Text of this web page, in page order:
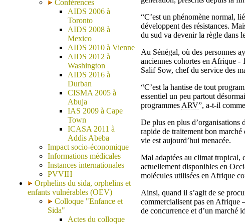
Conférences
AIDS 2006 à
Toronto
AIDS 2008 à
Mexico
AIDS 2010 à Vienne
AIDS 2012 à
Washington
AIDS 2016 à
Durban
CISMA 2005 à
Abuja
IAS 2009 à Cape
Town
ICASA 2011 à
Addis Abeba
Impact socio-économique
Informations médicales
Instances internationales
PVVIH
Orphelins du sida, orphelins et
enfants vulnérables (OEV)
Colloque "Enfance et
Sida"
Actes du colloque
“C’est un phénomène normal,
développent des résistances.
du sud va devenir la règle dans
Au Sénégal, où des personnes
anciennes cohortes en Afrique -
Salif Sow, chef du service des
“C’est la hantise de tout
essentiel un peu partout
programmes ARV”, a-t-il
De plus en plus d’organisations
rapide de traitement bon
vie est aujourd’hui menacée.
Mal adaptées au climat tropical,
actuellement disponibles en
molécules utilisées en Afrique
Ainsi, quand il s’agit de se
commercialisent pas en
de concurrence et d’un marché